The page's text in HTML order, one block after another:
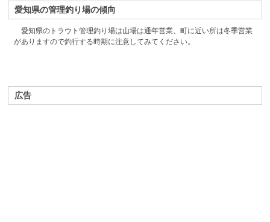
愛知県の管理釣り場の傾向
愛知県のトラウト管理釣り場は山場は通年営業、町に近い所は冬季営業
がありますので釣行する時期に注意してみてください。
広告